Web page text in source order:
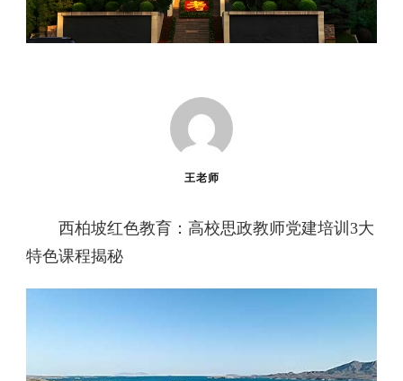
王老师
西柏坡红色教育：高校思政教师党建培训3大
特色课程揭秘